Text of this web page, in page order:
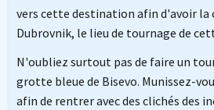
vers cette destination afin d'avoir la
Dubrovnik, le lieu de tournage de
N'oubliez surtout pas de faire un
grotte bleue de Bisevo. Munissez-
afin de rentrer avec des clichés des